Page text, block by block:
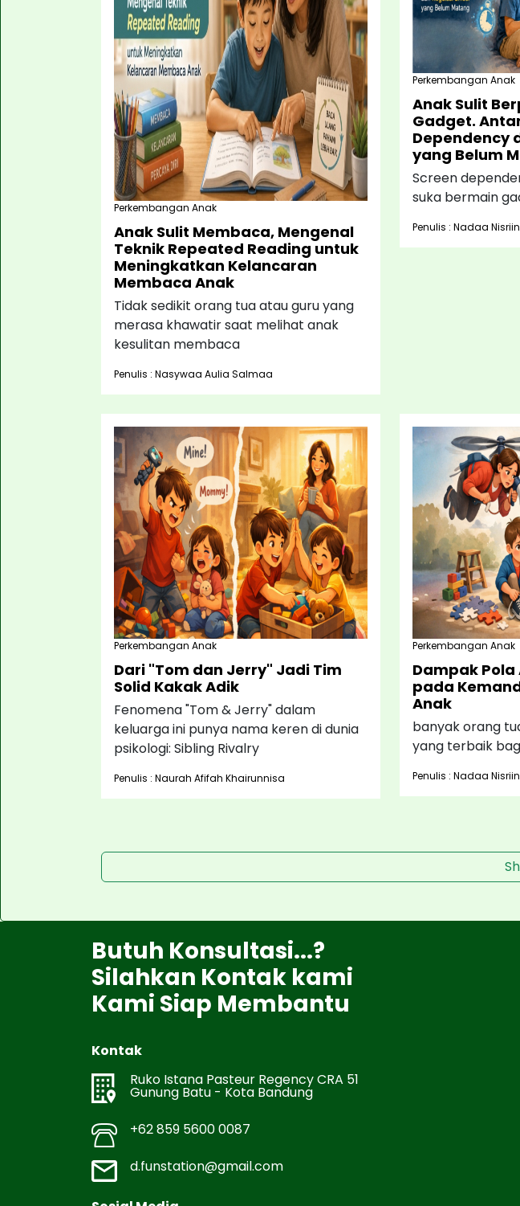
Perkembangan Anak
Anak Sulit Membaca, Mengenal
Teknik Repeated Reading untuk
Meningkatkan Kelancaran
Membaca Anak
Tidak sedikit orang tua atau guru yang
merasa khawatir saat melihat anak
kesulitan membaca
Penulis : Nasywaa Aulia Salmaa
Perkembangan Anak
Anak Sulit
Gadget.
Dependency
yang Belum
Screen
suka bermain
Penulis : Nadaa
Perkembangan Anak
Dari "Tom dan Jerry" Jadi Tim
Solid Kakak Adik
Fenomena "Tom & Jerry" dalam
keluarga ini punya nama keren di dunia
psikologi: Sibling Rivalry
Penulis : Naurah Afifah Khairunnisa
Perkembangan Anak
Dampak Pola
pada
Anak
banyak orang
yang terbaik
Penulis : Nadaa
Butuh Konsultasi...?
Silahkan Kontak kami
Kami Siap Membantu
Kontak
Ruko Istana Pasteur Regency CRA 51
Gunung Batu - Kota Bandung
+62 859 5600 0087
d.funstation@gmail.com